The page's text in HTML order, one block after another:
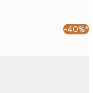
-40%*